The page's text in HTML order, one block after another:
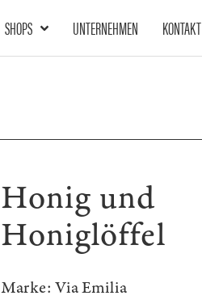
SHOPS UNTERNEHMEN KONTAKT
Honig und
Honiglöffel
Marke: Via Emilia